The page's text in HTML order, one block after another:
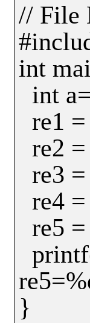
// File
int
int
re1
re2
re3
re4
re5
}